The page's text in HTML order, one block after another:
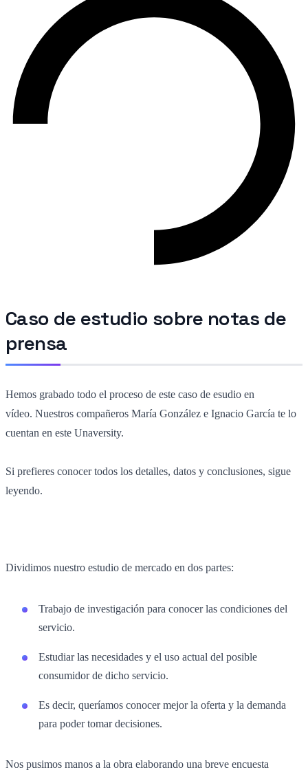
Caso de estudio sobre notas de
prensa
Hemos grabado todo el proceso de este caso de esudio en
vídeo. Nuestros compañeros María González e Ignacio García te lo
cuentan en este Unaversity.
Si prefieres conocer todos los detalles, datos y conclusiones, sigue
leyendo.
Dividimos nuestro estudio de mercado en dos partes:
Trabajo de investigación para conocer las condiciones del
servicio.
Estudiar las necesidades y el uso actual del posible
consumidor de dicho servicio.
Es decir, queríamos conocer mejor la oferta y la demanda
para poder tomar decisiones.
Nos pusimos manos a la obra elaborando una breve encuesta